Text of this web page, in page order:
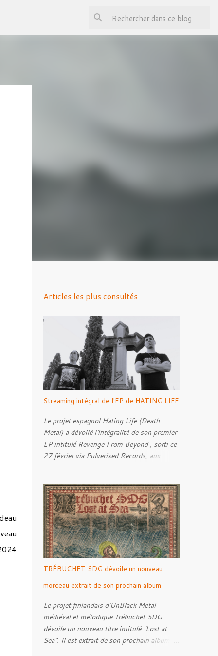
Articles les plus consultés
Streaming intégral de l'EP de HATING LIFE
Le projet espagnol Hating Life (Death
Metal) a dévoilé l'intégralité de son premier
EP intitulé Revenge From Beyond , sorti ce
27 février via Pulverised Records, aux
et mixé par Santi et l'artwork a été réalisé
par Luxi Lahtinen. Tracklist: 01. Into The
Grave 02. The Eternal Embrace 03. A
Somber Night 04. Rebellion Against The
Vile 05. Revenge From Beyond 06. The
Sense Of Fear
TRÉBUCHET SDG dévoile un nouveau
morceau extrait de son prochain album
Le projet finlandais d’UnBlack Metal
médiéval et mélodique Trébuchet SDG
dévoile un nouveau titre intitulé "Lost at
Sea". Il est extrait de son prochain album,